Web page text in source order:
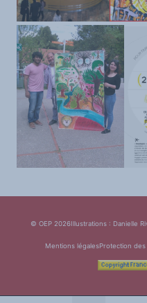
© OEP 2026Illustrations : Danielle
Mentions légalesProtection